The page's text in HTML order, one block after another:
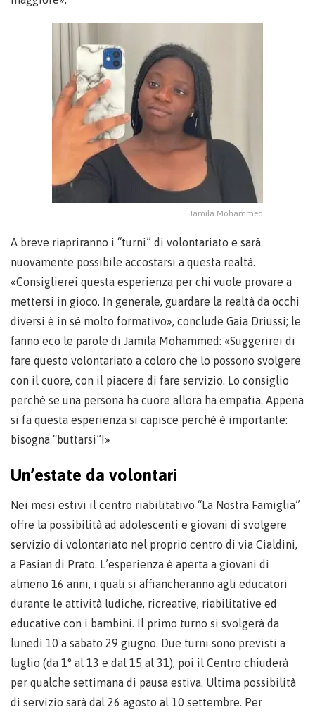
Jamila Mohammed
A breve riapriranno i “turni” di volontariato e sarà
nuovamente possibile accostarsi a questa realtà.
«Consiglierei questa esperienza per chi vuole provare a
mettersi in gioco. In generale, guardare la realtà da occhi
diversi è in sé molto formativo», conclude Gaia Driussi; le
fanno eco le parole di Jamila Mohammed: «Suggerirei di
fare questo volontariato a coloro che lo possono svolgere
con il cuore, con il piacere di fare servizio. Lo consiglio
perché se una persona ha cuore allora ha empatia. Appena
si fa questa esperienza si capisce perché è importante:
bisogna “buttarsi”!»
Un’estate da volontari
Nei mesi estivi il centro riabilitativo “La Nostra Famiglia”
offre la possibilità ad adolescenti e giovani di svolgere
servizio di volontariato nel proprio centro di via Cialdini,
a Pasian di Prato. L’esperienza è aperta a giovani di
almeno 16 anni, i quali si affiancheranno agli educatori
durante le attività ludiche, ricreative, riabilitative ed
educative con i bambini. Il primo turno si svolgerà da
lunedì 10 a sabato 29 giugno. Due turni sono previsti a
luglio (da 1° al 13 e dal 15 al 31), poi il Centro chiuderà
per qualche settimana di pausa estiva. Ultima possibilità
di servizio sarà dal 26 agosto al 10 settembre. Per